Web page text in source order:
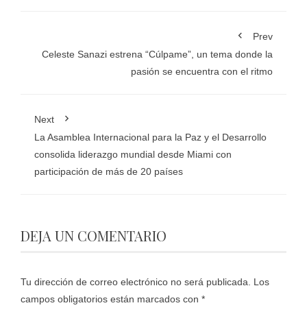
Prev
Celeste Sanazi estrena “Cúlpame”, un tema donde la
pasión se encuentra con el ritmo
Next
La Asamblea Internacional para la Paz y el Desarrollo
consolida liderazgo mundial desde Miami con
participación de más de 20 países
DEJA UN COMENTARIO
Tu dirección de correo electrónico no será publicada.
Los
campos obligatorios están marcados con *